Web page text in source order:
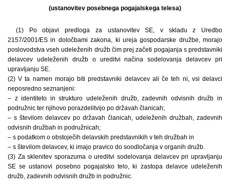
(ustanovitev posebnega pogajalskega telesa)
(1) Po objavi predloga za ustanovitev SE, v skladu z Uredbo
2157/2001/ES in določbami zakona, ki ureja gospodarske družbe, morajo
poslovodstva vseh udeleženih družb čim prej začeti pogajanja s predstavniki
delavcev udeleženih družb o ureditvi načina sodelovanja delavcev pri
upravljanju SE.
(2) V ta namen morajo biti predstavniki delavcev ali če teh ni, vsi delavci
neposredno seznanjeni:
– z identiteto in strukturo udeleženih družb, zadevnih odvisnih družb in
podružnic ter njihovo porazdelitvijo po državah članicah;
– s številom delavcev po državah članicah, udeleženih družbah, zadevnih
odvisnih družbah in podružnicah;
– s podatkom o obstoječih delavskih predstavnikih v teh družbah in
– s številom delavcev, ki imajo pravico do soodločanja v organih družb.
(3) Za sklenitev sporazuma o ureditvi sodelovanja delavcev pri upravljanju
SE se ustanovi posebno pogajalsko telo, ki zastopa delavce udeleženih
družb, zadevnih odvisnih družb in podružnic.